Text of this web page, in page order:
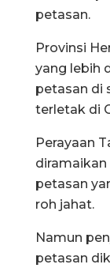
petasan.
Provinsi
yang lebih
petasan di
terletak di
Perayaan
petasan
roh jahat.
Namun
petasan